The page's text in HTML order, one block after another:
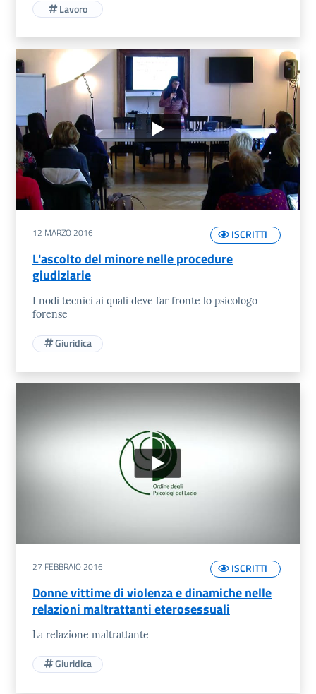
Lavoro
ISCRITTI
12 MARZO 2016
L'ascolto del minore nelle procedure
giudiziarie
I nodi tecnici ai quali deve far fronte lo psicologo
forense
Giuridica
ISCRITTI
27 FEBBRAIO 2016
Donne vittime di violenza e dinamiche nelle
relazioni maltrattanti eterosessuali
La relazione maltrattante
Giuridica